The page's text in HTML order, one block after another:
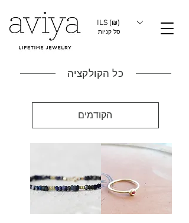
סל קניות
ILS (₪)
כל הקולקציה
הקודמים